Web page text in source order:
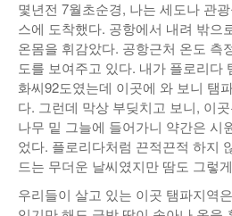
낚시/비치
골프
몇년전 7월초순경, 나는 세도나 관
스에 도착했다. 공항에서 내려 밖으
온몸을 휘감았다. 공항근처 온도 측
도를 보여주고 있다. 내가 플로리다
화씨92도였는데 이곳에 와 보니 탬
다. 그런데 막상 부딪치고 보니, 이
나무 밑 그늘에 들어가니 약간은 시
었다. 플로리다처럼 끈적끈적 하지
드는 무더운 날씨였지만 땀도 그렇
우리들이 살고 있는 이곳 탬파지역